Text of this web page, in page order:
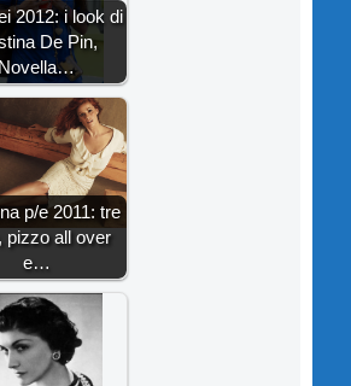
2012: i look di
De Pin,
Novella…
p/e 2011: tre
pizzo all over
e…